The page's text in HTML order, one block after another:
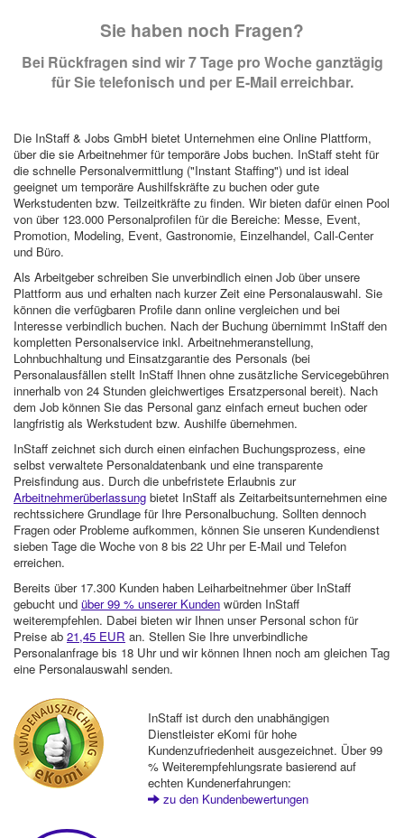
Sie haben noch Fragen?
Bei Rückfragen sind wir 7 Tage pro Woche ganztägig
für Sie telefonisch und per E-Mail erreichbar.
Die InStaff & Jobs GmbH bietet Unternehmen eine Online Plattform,
über die sie Arbeitnehmer für temporäre Jobs buchen. InStaff steht für
die schnelle Personalvermittlung ("Instant Staffing") und ist ideal
geeignet um temporäre Aushilfskräfte zu buchen oder gute
Werkstudenten bzw. Teilzeitkräfte zu finden. Wir bieten dafür einen Pool
von über 123.000 Personalprofilen für die Bereiche: Messe, Event,
Promotion, Modeling, Event, Gastronomie, Einzelhandel, Call-Center
und Büro.
Als Arbeitgeber schreiben Sie unverbindlich einen Job über unsere
Plattform aus und erhalten nach kurzer Zeit eine Personalauswahl. Sie
können die verfügbaren Profile dann online vergleichen und bei
Interesse verbindlich buchen. Nach der Buchung übernimmt InStaff den
kompletten Personalservice inkl. Arbeitnehmeranstellung,
Lohnbuchhaltung und Einsatzgarantie des Personals (bei
Personalausfällen stellt InStaff Ihnen ohne zusätzliche Servicegebühren
innerhalb von 24 Stunden gleichwertiges Ersatzpersonal bereit). Nach
dem Job können Sie das Personal ganz einfach erneut buchen oder
langfristig als Werkstudent bzw. Aushilfe übernehmen.
InStaff zeichnet sich durch einen einfachen Buchungsprozess, eine
selbst verwaltete Personaldatenbank und eine transparente
Preisfindung aus. Durch die unbefristete Erlaubnis zur
Arbeitnehmerüberlassung bietet InStaff als Zeitarbeitsunternehmen eine
rechtssichere Grundlage für Ihre Personalbuchung. Sollten dennoch
Fragen oder Probleme aufkommen, können Sie unseren Kundendienst
sieben Tage die Woche von 8 bis 22 Uhr per E-Mail und Telefon
erreichen.
Bereits über 17.300 Kunden haben Leiharbeitnehmer über InStaff
gebucht und über 99 % unserer Kunden würden InStaff
weiterempfehlen. Dabei bieten wir Ihnen unser Personal schon für
Preise ab 21,45 EUR an. Stellen Sie Ihre unverbindliche
Personalanfrage bis 18 Uhr und wir können Ihnen noch am gleichen Tag
eine Personalauswahl senden.
InStaff ist durch den unabhängigen
Dienstleister eKomi für hohe
Kundenzufriedenheit ausgezeichnet. Über 99
% Weiterempfehlungsrate basierend auf
echten Kundenerfahrungen:
zu den Kundenbewertungen